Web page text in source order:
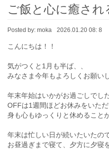
ご飯と心に癒され
Posted by: moka 2026.01.20 08: 8
こんにちは！！
気がつくと1月も半ば、、
みなさま今年もよろしくお願い
年末年始はいかがお過ごしでし
OFFは1週間ほどお休みをいただ
身も心もゆっくりと休めること
年末は忙しい日が続いたいたので
お昼過ぎまで寝て、夕方に夕寝